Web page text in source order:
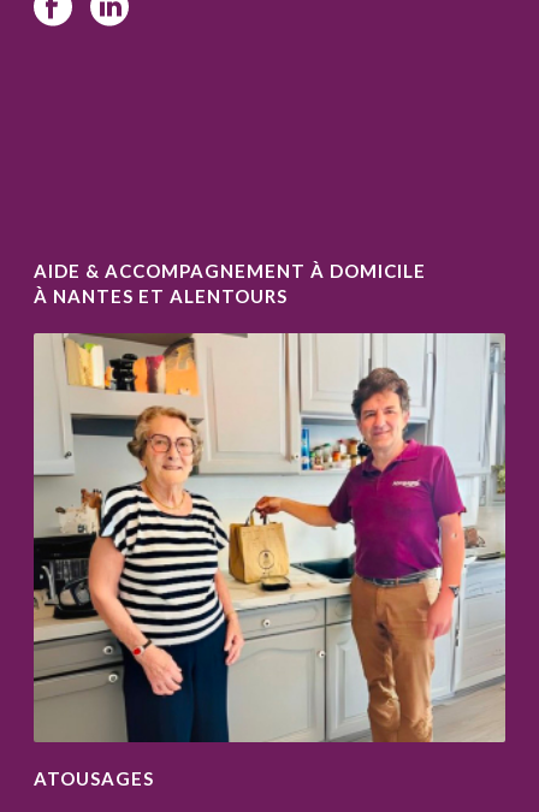
AIDE & ACCOMPAGNEMENT À DOMICILE
À NANTES ET ALENTOURS
ATOUSAGES